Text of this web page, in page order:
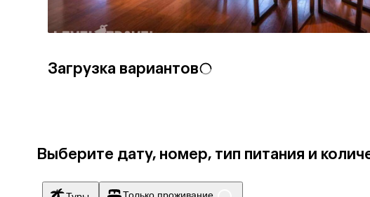
Загрузка вариантов
Выберите дату, номер, тип питания и